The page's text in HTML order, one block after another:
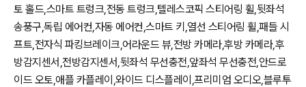
토 홀드,스마트 트렁크,전동 트렁크,텔레스코픽 스티어링 휠,뒷좌석
송풍구,독립 에어컨,자동 에어컨,스마트 키,열선 스티어링 휠,패들 시
프트,전자식 파킹브레이크,어라운드 뷰,전방 카메라,후방 카메라,후
방감지센서,전방감지센서,뒷좌석 무선충전,앞좌석 무선충전,안드로
이드 오토,애플 카플레이,와이드 디스플레이,프리미엄 오디오,블루투